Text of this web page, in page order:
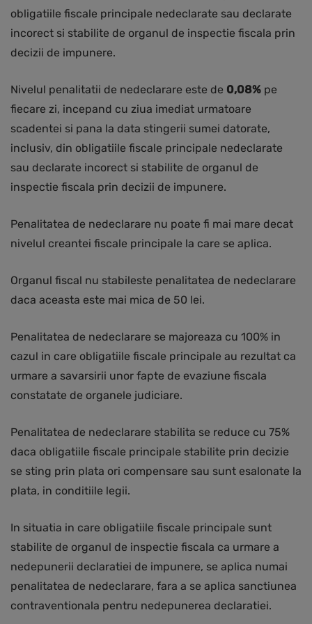
obligatiile fiscale principale nedeclarate sau declarate
incorect si stabilite de organul de inspectie fiscala prin
decizii de impunere.
Nivelul penalitatii de nedeclarare este de 0,08% pe
fiecare zi, incepand cu ziua imediat urmatoare
scadentei si pana la data stingerii sumei datorate,
inclusiv, din obligatiile fiscale principale nedeclarate
sau declarate incorect si stabilite de organul de
inspectie fiscala prin decizii de impunere.
Penalitatea de nedeclarare nu poate fi mai mare decat
nivelul creantei fiscale principale la care se aplica.
Organul fiscal nu stabileste penalitatea de nedeclarare
daca aceasta este mai mica de 50 lei.
Penalitatea de nedeclarare se majoreaza cu 100% in
cazul in care obligatiile fiscale principale au rezultat ca
urmare a savarsirii unor fapte de evaziune fiscala
constatate de organele judiciare.
Penalitatea de nedeclarare stabilita se reduce cu 75%
daca obligatiile fiscale principale stabilite prin decizie
se sting prin plata ori compensare sau sunt esalonate la
plata, in conditiile legii.
In situatia in care obligatiile fiscale principale sunt
stabilite de organul de inspectie fiscala ca urmare a
nedepunerii declaratiei de impunere, se aplica numai
penalitatea de nedeclarare, fara a se aplica sanctiunea
contraventionala pentru nedepunerea declaratiei.